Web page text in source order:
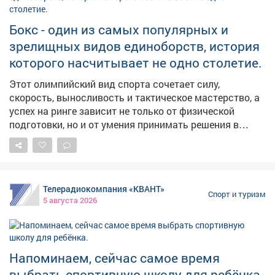
перекраивают календарь. #новости10канала
Бокс - один из самых популярных и
зрелищных видов единоборств, история
которого насчитывает не одно столетие.
Этот олимпийский вид спорта сочетает силу,
скорость, выносливость и тактическое мастерство, а
успех на ринге зависит не только от физической
подготовки, но и от умения принимать решения в
считанные секунды. В России бокс имеет богатые
спортивные традиции и продолжает активно
спортивные школы и секции, проводятся
соревнования, а кузбасские спортсмены достойно
представляют область на всероссийской и
международной аренах. В карточках расскажем об
истории бокса, его особенностях и известных
спортсменах, чьи достижения стали важной частью
Телерадиокомпания «КВАНТ»
5 августа 2026
Спорт и туризм
Напоминаем, сейчас самое время